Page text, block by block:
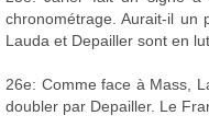
chronométrage. Aurait-il un
Lauda et Depailler sont en
26e: Comme face à Mass,
doubler par Depailler. Le